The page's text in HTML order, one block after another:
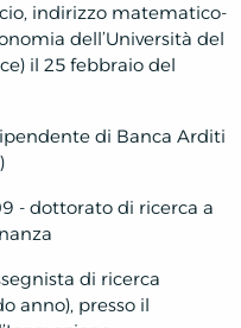
indirizzo matematico-
dell’Università del
il 25 febbraio del
di Banca Arditi
- dottorato di ricerca a
di ricerca
anno), presso il